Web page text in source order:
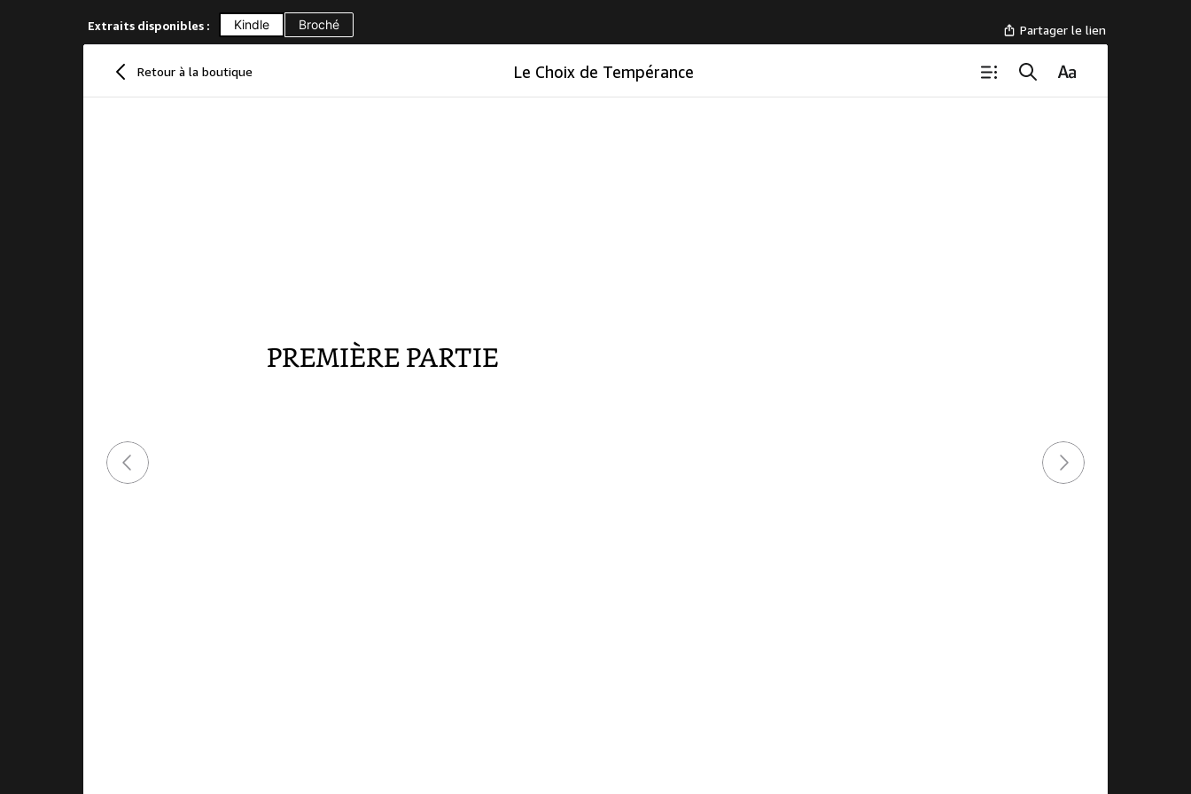
Extraits disponibles : Kindle Broché Partager le lien
Retour à la boutique Le Choix de Tempérance
Le Choix de Tempérance
PREMIÈREPARTIE